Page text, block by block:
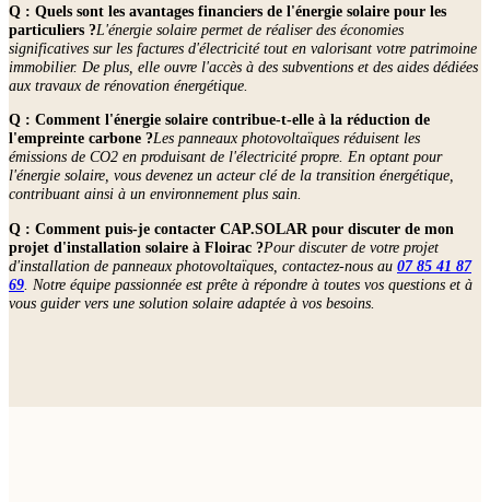
Q : Quels sont les avantages financiers de l'énergie solaire pour les
particuliers ?L'énergie solaire permet de réaliser des économies
significatives sur les factures d'électricité tout en valorisant votre patrimoine
immobilier. De plus, elle ouvre l'accès à des subventions et des aides dédiées
aux travaux de rénovation énergétique.
Q : Comment l'énergie solaire contribue-t-elle à la réduction de
l'empreinte carbone ?Les panneaux photovoltaïques réduisent les
émissions de CO2 en produisant de l'électricité propre. En optant pour
l'énergie solaire, vous devenez un acteur clé de la transition énergétique,
contribuant ainsi à un environnement plus sain.
Q : Comment puis-je contacter CAP.SOLAR pour discuter de mon
projet d'installation solaire à Floirac ?Pour discuter de votre projet
d'installation de panneaux photovoltaïques, contactez-nous au 07 85 41 87
69 . Notre équipe passionnée est prête à répondre à toutes vos questions et à
vous guider vers une solution solaire adaptée à vos besoins.